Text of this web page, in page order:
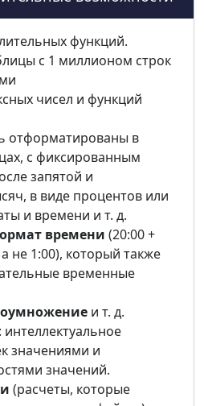
функций.
с 1 миллионом строк
чисел и функций
отформатированы в
с фиксированным
запятой и
в виде процентов или
и времени и т. д.
времени (20:00 +
не 1:00), который также
временные
и т. д.
значениями и
значений.
(расчеты, которые